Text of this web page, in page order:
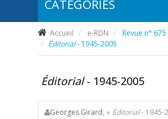
Accueil e-RDN
Revue n°
Éditorial- 1945-2005
Éditorial- 1945-2005
Georges Girard, « Éditorial- 1945-